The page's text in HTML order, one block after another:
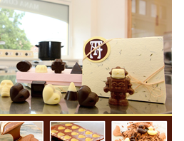
v
Jana
Křečanech
ve